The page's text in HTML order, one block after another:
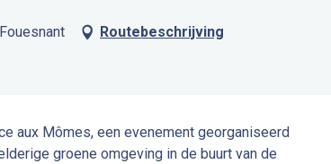
Routebeschrijving
aux Mômes, een evenement georganiseerd
groene omgeving in de buurt van de